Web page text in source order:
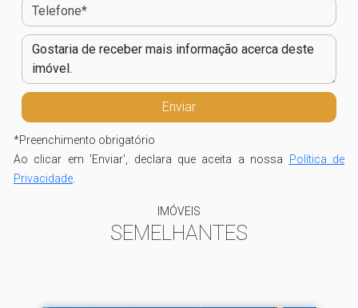
*Preenchimento obrigatório
Ao clicar em 'Enviar', declara que aceita a nossa Política de
Privacidade
IMÓVEIS
SEMELHANTES